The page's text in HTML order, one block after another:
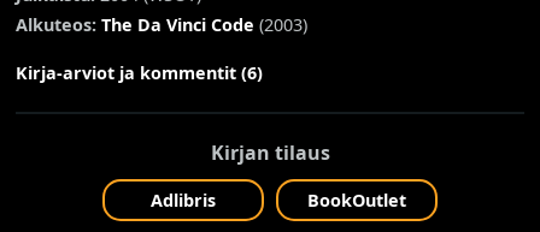
Alkuteos: The Da Vinci Code (2003)
Kirja-arviot ja kommentit (6)
Kirjan tilaus
Adlibris BookOutlet